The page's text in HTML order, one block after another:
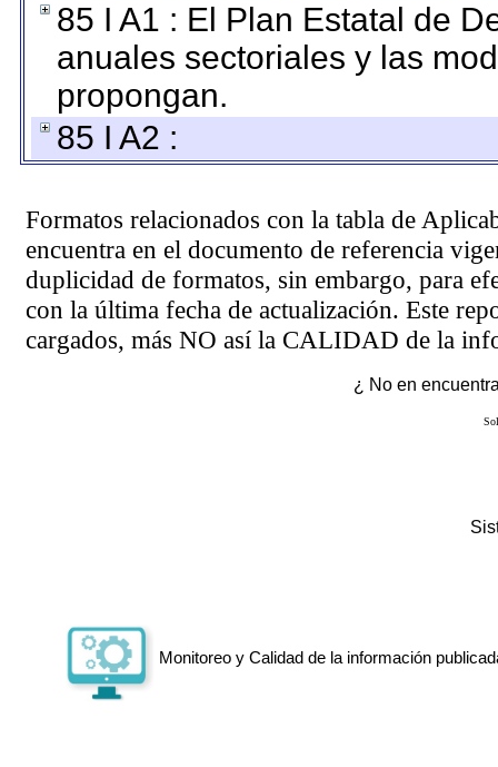
85 I A1 : El Plan Estatal de
anuales sectoriales y las
propongan.
85 I A2 :
Formatos relacionados con la tabla de
encuentra en el documento de referencia
duplicidad de formatos, sin embargo, para
con la última fecha de actualización. Este
cargados, más NO así la CALIDAD de la
¿ No en
Monitoreo y Calidad de la información